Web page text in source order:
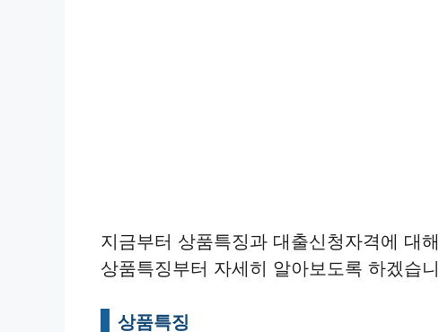
지금부터 상품특징과 대출신청자격에 대
상품특징부터 자세히 알아보도록 하겠습
상품특징